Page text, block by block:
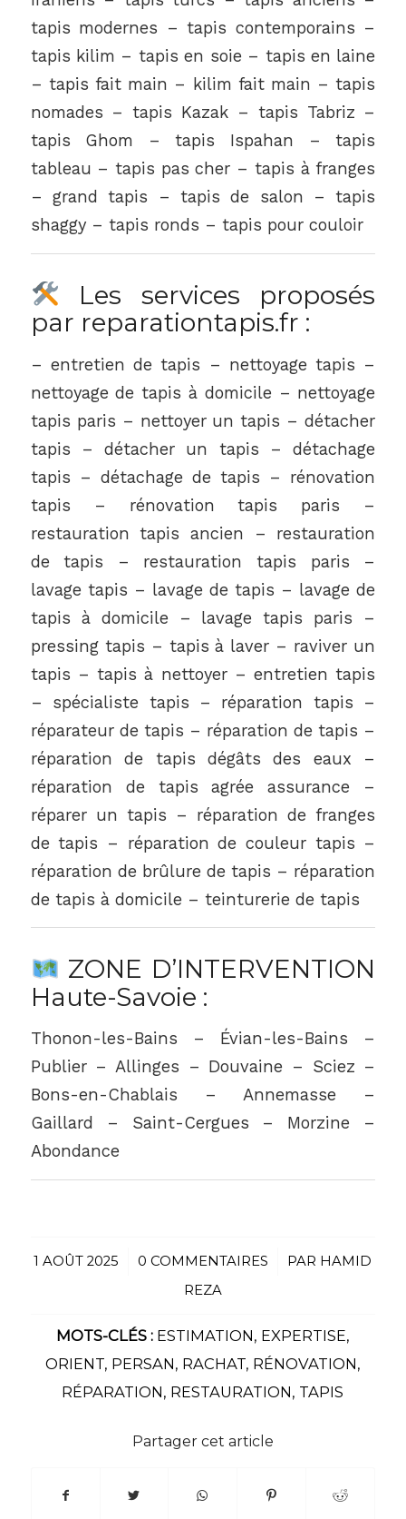
tapis modernes – tapis contemporains –
tapis kilim – tapis en soie – tapis en laine
– tapis fait main – kilim fait main – tapis
nomades – tapis Kazak – tapis Tabriz –
tapis Ghom – tapis Ispahan – tapis
tableau – tapis pas cher – tapis à franges
– grand tapis – tapis de salon – tapis
shaggy – tapis ronds – tapis pour couloir
Les services proposés
par reparationtapis.fr :
– entretien de tapis – nettoyage tapis –
nettoyage de tapis à domicile – nettoyage
tapis paris – nettoyer un tapis – détacher
tapis – détacher un tapis – détachage
tapis – détachage de tapis – rénovation
tapis – rénovation tapis paris –
restauration tapis ancien – restauration
de tapis – restauration tapis paris –
lavage tapis – lavage de tapis – lavage de
tapis à domicile – lavage tapis paris –
pressing tapis – tapis à laver – raviver un
tapis – tapis à nettoyer – entretien tapis
– spécialiste tapis – réparation tapis –
réparateur de tapis – réparation de tapis –
réparation de tapis dégâts des eaux –
réparation de tapis agrée assurance –
réparer un tapis – réparation de franges
de tapis – réparation de couleur tapis –
réparation de brûlure de tapis – réparation
de tapis à domicile – teinturerie de tapis
ZONE D’INTERVENTION
Haute-Savoie :
Thonon-les-Bains – Évian-les-Bains –
Publier – Allinges – Douvaine – Sciez –
Bons-en-Chablais – Annemasse –
Gaillard – Saint-Cergues – Morzine –
Abondance
1 AOÛT 2025
/ 0 COMMENTAIRES
/ PAR HAMID
REZA
MOTS-CLÉS : ESTIMATION, EXPERTISE,
ORIENT, PERSAN, RACHAT, RÉNOVATION,
RÉPARATION, RESTAURATION, TAPIS
Partager cet article